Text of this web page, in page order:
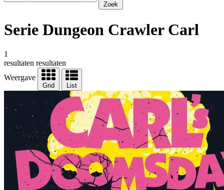
Zoek
Serie Dungeon Crawler Carl
1
resultaten resultaten
Weergave
Grid List